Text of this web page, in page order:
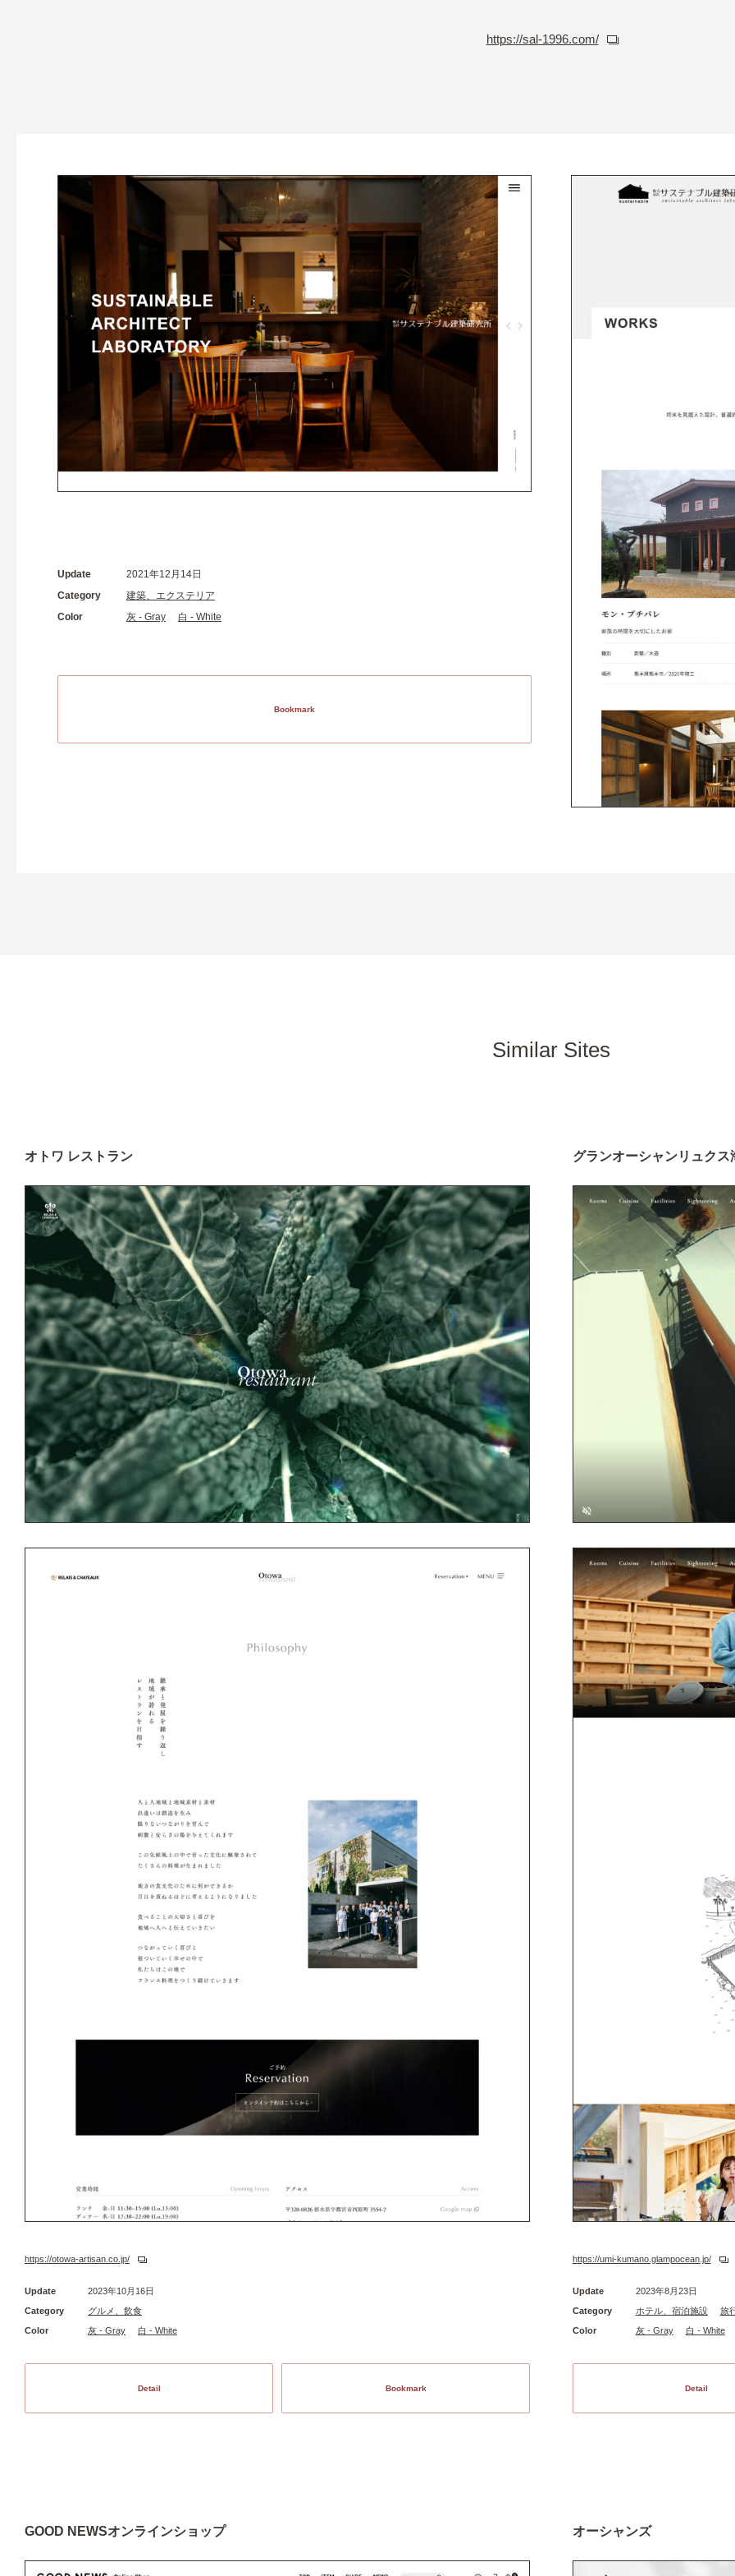
https://sal-1996.com/
Update
2021年12月14日
Category
建築、エクステリア
Color
灰 - Gray 白 - White
Bookmark
Similar Sites
オトワ レストラン
https://otowa-artisan.co.jp/
Update
2023年10月16日
Category
グルメ、飲食
Color
灰 - Gray 白 - White
Detail Bookmark
グランオーシャンリュクス
https://umi-kumano.glampocean.jp/
Update
2023年8月23日
Category
ホテル、宿泊施設
旅
Color
灰 - Gray 白 - White
Detail
GOOD NEWSオンラインショップ オーシャンズ